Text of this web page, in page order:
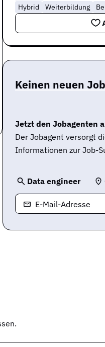
Hybrid
Weiterbildung
Keinen neuen
Jetzt den Jobagenten
Der Jobagent versorgt
Informationen zur Job-
Data engineer
E-Mail-Adresse